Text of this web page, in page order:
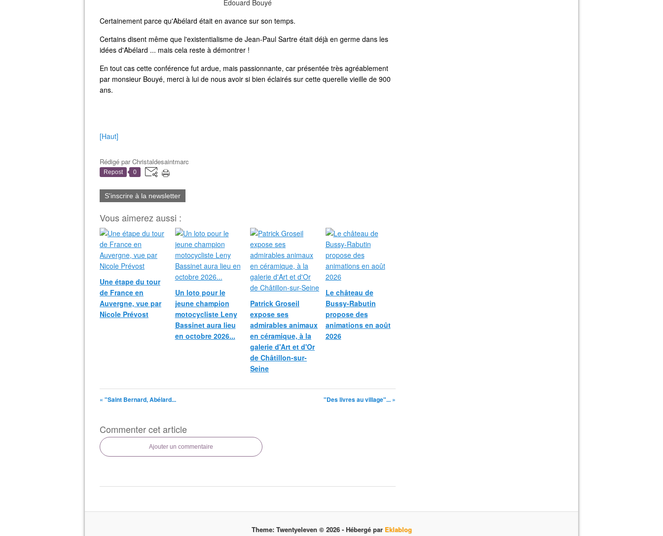
Certainement parce qu'Abélard était en avance sur son temps.
Certains disent même que l'existentialisme de Jean-Paul Sartre était déjà en germe dans les
idées d'Abélard ... mais cela reste à démontrer !
En tout cas cette conférence fut ardue, mais passionnante, car présentée très agréablement
par monsieur Bouyé, merci à lui de nous avoir si bien éclairés sur cette querelle vieille de 900
ans.
[Haut]
Rédigé parChristaldesaintmarc
Repost 0
S'inscrire à la newsletter
Vous aimerez aussi :
Une étape du tour
de France en
Auvergne, vue par
Nicole Prévost
Un loto pour le
jeune champion
motocycliste Leny
Bassinet aura lieu
en octobre 2026...
Patrick Groseil
expose ses
admirables animaux
en céramique, à la
galerie d'Art et d'Or
de Châtillon-sur-
Seine
Le château de
Bussy-Rabutin
propose des
animations en août
2026
« "Saint Bernard, Abélard... "Des livres au village"... »
Commenter cet article
Ajouter un commentaire
Theme: Twentyeleven © 2026 - Hébergé par Eklablog